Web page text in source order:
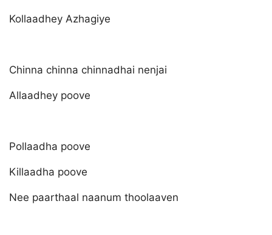
Kollaadhey Azhagiye
Chinna chinna chinnadhai nenjai
Allaadhey poove
Pollaadha poove
Killaadha poove
Nee paarthaal naanum thoolaaven